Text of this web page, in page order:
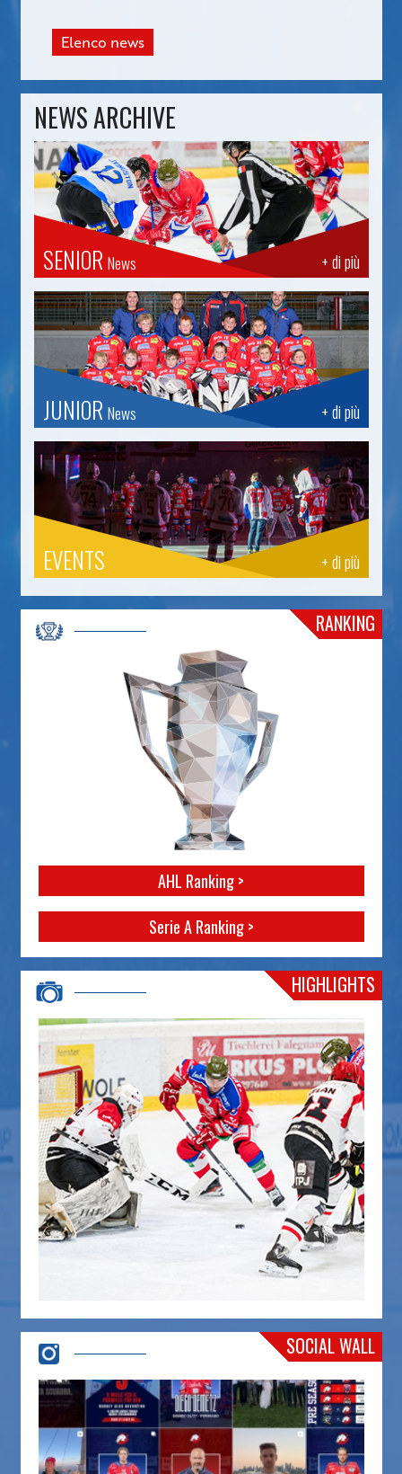
Elenco news
NEWS ARCHIVE
+ di più
SENIOR News
+ di più
JUNIOR News
+ di più
EVENTS
RANKING
AHL Ranking >
Serie A Ranking >
HIGHLIGHTS
SOCIAL WALL